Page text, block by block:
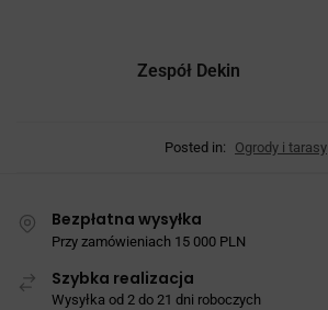
Zespół Dekin
Posted in: Ogrody i tarasy
Bezpłatna wysyłka
Przy zamówieniach 15 000 PLN
Szybka realizacja
Wysyłka od 2 do 21 dni roboczych